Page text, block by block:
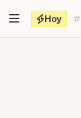
contenido
Hoy